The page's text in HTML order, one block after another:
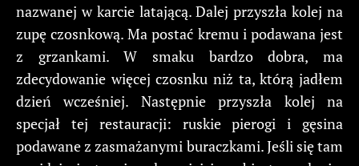
nazwanej w karcie latającą. Dalej przyszła kolej na
zupę czosnkową. Ma postać kremu i podawana jest
z grzankami. W smaku bardzo dobra, ma
zdecydowanie więcej czosnku niż ta, którą jadłem
dzień wcześniej. Następnie przyszła kolej na
specjał tej restauracji: ruskie pierogi i gęsina
podawane z zasmażanymi buraczkami. Jeśli się tam